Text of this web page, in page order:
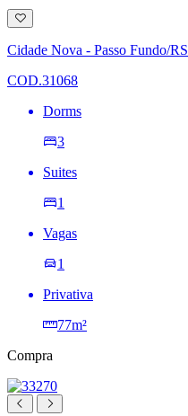
Adicionar
à
lista
de
Cidade Nova - Passo Fundo/RS
COD.31068
Dorms
3
Suites
1
Vagas
1
Privativa
77m²
Compra